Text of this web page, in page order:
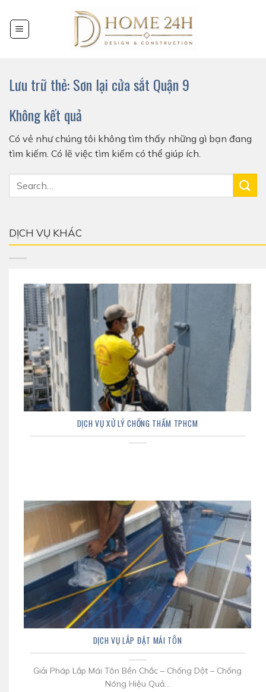
đến
nội
Lưu trữ thẻ:Sơn lại cửa sắt Quận 9
Không kết quả
Có vẻ như chúng tôi không tìm thấy những gì bạn đang
tìm kiếm. Có lẽ việc tìm kiếm có thể giúp ích.
DỊCH VỤ KHÁC
DỊCH VỤ XỬ LÝ CHỐNG THẤM TPHCM
DỊCH VỤ LẮP ĐẶT MÁI TÔN
Giải Pháp Lắp Mái Tôn Bền Chắc – Chống Dột – Chống
Nóng Hiệu Quả...